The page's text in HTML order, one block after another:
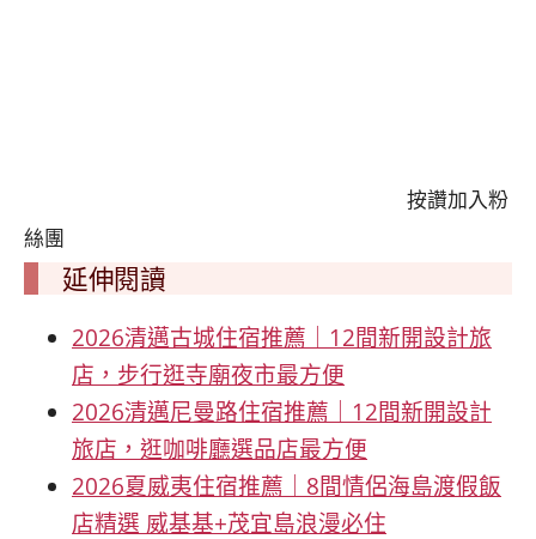
按讚加入粉
絲團
延伸閱讀
2026清邁古城住宿推薦｜12間新開設計旅
店，步行逛寺廟夜市最方便
2026清邁尼曼路住宿推薦｜12間新開設計
旅店，逛咖啡廳選品店最方便
2026夏威夷住宿推薦｜8間情侶海島渡假飯
店精選 威基基+茂宜島浪漫必住